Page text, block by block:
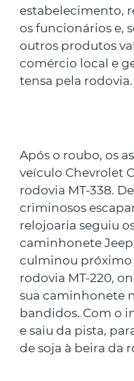
estabelecimento,
os funcionários e,
outros produtos
comércio local e
tensa pela rodovia.
Após o roubo, os
veículo Chevrolet
rodovia MT-338.
criminosos
relojoaria seguiu
caminhonete Jeep
culminou próximo
rodovia MT-220,
sua caminhonete
bandidos. Com o
e saiu da pista,
de soja à beira da